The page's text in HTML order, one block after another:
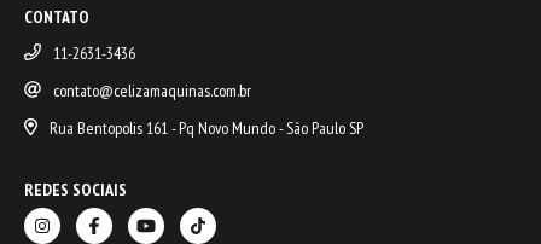
CONTATO
11-2631-3436
contato@celizamaquinas.com.br
Rua Bentopolis 161 - Pq Novo Mundo - São Paulo SP
REDES SOCIAIS